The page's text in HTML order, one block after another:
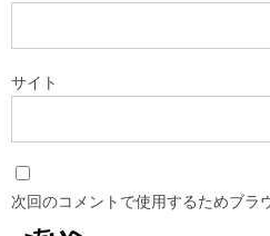
サイト
次回のコメントで使用するためブラ